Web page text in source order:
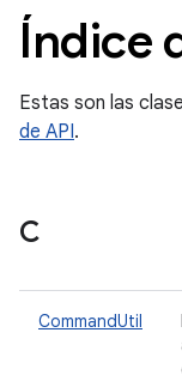
Índice
Estas son las
de API.
C
CommandUtil